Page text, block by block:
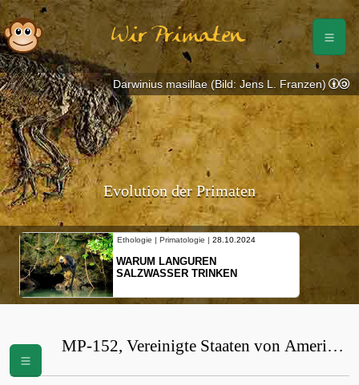
Wir Primaten
Evolution der Primaten
Ethologie | Primatologie | 28.10.2024
WARUM LANGUREN
SALZWASSER TRINKEN
Darwinius masillae (Bild: Jens L. Franzen)
MP-152, Vereinigte Staaten von Amerika